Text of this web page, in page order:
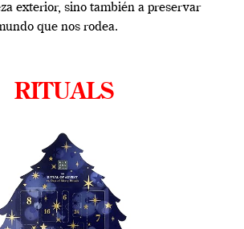
exterior, sino también a preservar
que nos rodea.
RITUALS